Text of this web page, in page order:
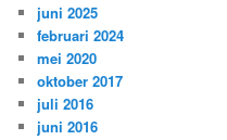
juni 2025
februari 2024
mei 2020
oktober 2017
juli 2016
juni 2016